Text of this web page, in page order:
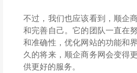
不过，我们也应该看到，顺企
和完善自己。它的团队一直在
和准确性，优化网站的功能和
久的将来，顺企商务网会变得
供更好的服务。